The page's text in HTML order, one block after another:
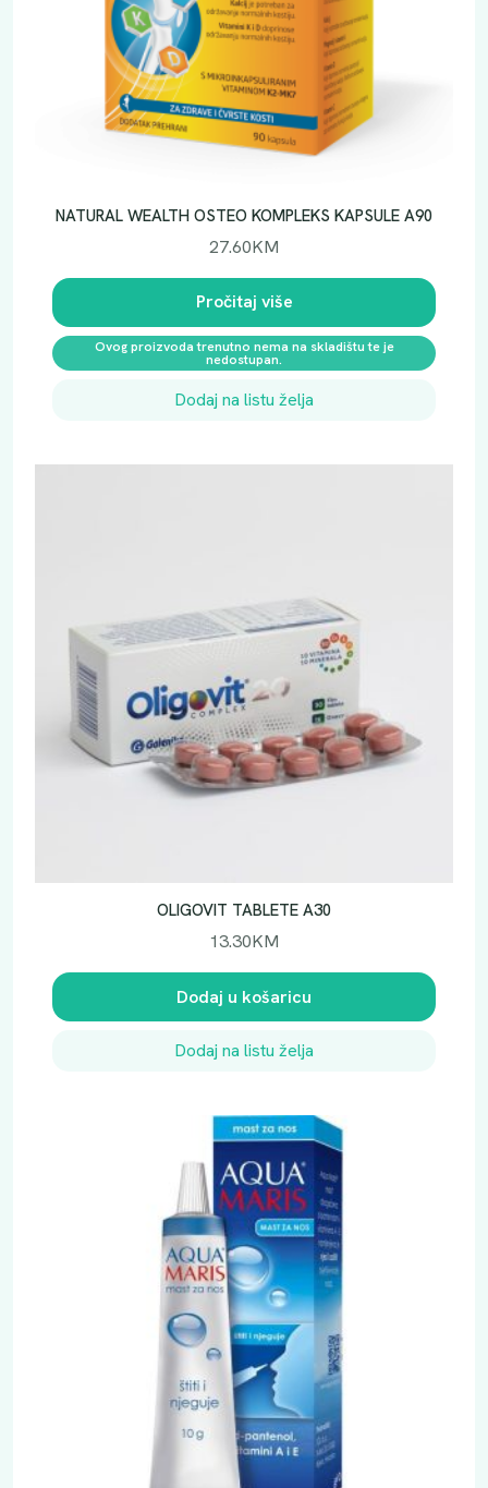
NATURAL WEALTH OSTEO KOMPLEKS KAPSULE A90
27.60KM
Pročitaj više
Ovog proizvoda trenutno nema na skladištu te je
nedostupan.
Dodaj na listu želja
OLIGOVIT TABLETE A30
13.30KM
Dodaj u košaricu
Dodaj na listu želja